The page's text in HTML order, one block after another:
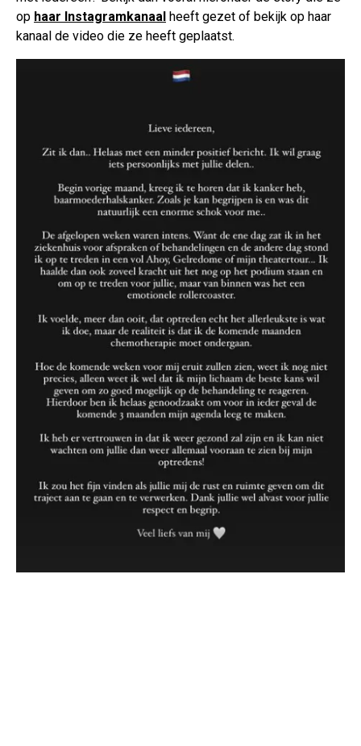
op haar Instagramkanaal heeft gezet of bekijk op haar
kanaal de video die ze heeft geplaatst.